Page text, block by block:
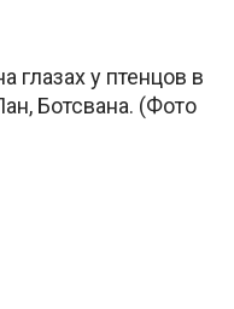
глазах у птенцов в
Ботсвана. (Фото